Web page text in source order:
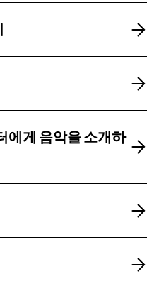
에게 음악을 소개하
에게 음악을 소개하